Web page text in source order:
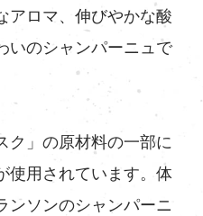
アロマ、伸びやかな酸
いのシャンパーニュで
ク」の原材料の一部に
使用されています。体
ンソンのシャンパーニ